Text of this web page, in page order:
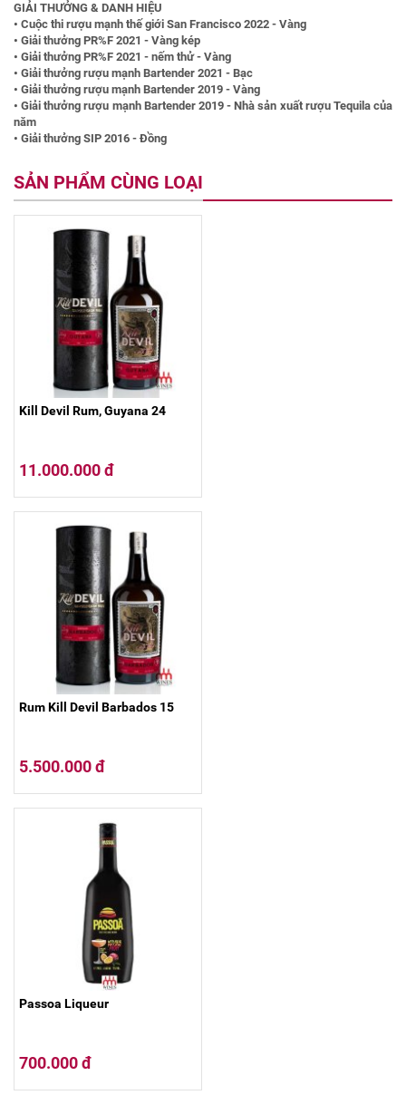
GIẢI THƯỞNG & DANH HIỆU
• Cuộc thi rượu mạnh thế giới San Francisco 2022 - Vàng
• Giải thưởng PR%F 2021 - Vàng kép
• Giải thưởng PR%F 2021 - nếm thử - Vàng
• Giải thưởng rượu mạnh Bartender 2021 - Bạc
• Giải thưởng rượu mạnh Bartender 2019 - Vàng
• Giải thưởng rượu mạnh Bartender 2019 - Nhà sản xuất rượu Tequila của
năm
• Giải thưởng SIP 2016 - Đồng
SẢN PHẨM CÙNG LOẠI
Kill Devil Rum, Guyana 24
11.000.000 đ
Rum Kill Devil Barbados 15
5.500.000 đ
Passoa Liqueur
700.000 đ